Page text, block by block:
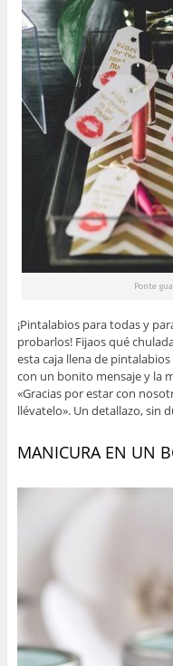
¡Pintalabios para todas y
probarlos! Fijaos qué
esta caja llena de
con un bonito mensaje y la
«Gracias por estar con
llévatelo». Un detallazo, sin
MANICURA EN UN